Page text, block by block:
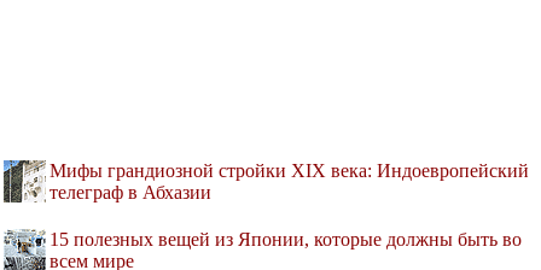
Мифы грандиозной стройки XIX века: Индоевропейский
телеграф в Абхазии
15 полезных вещей из Японии, которые должны быть во
всем мире